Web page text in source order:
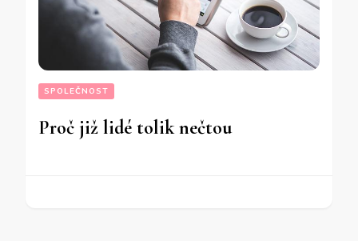
SPOLEČNOST
Proč již lidé tolik nečtou